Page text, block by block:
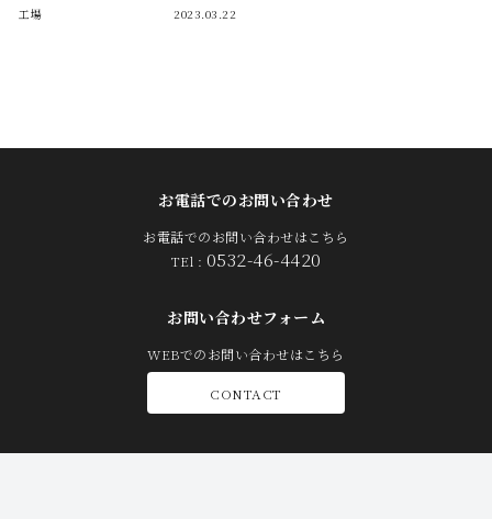
工場 2023.03.22
お電話でのお問い合わせ
お電話でのお問い合わせはこちら
TEl : 0532-46-4420
お問い合わせフォーム
WEBでのお問い合わせはこちら
CONTACT